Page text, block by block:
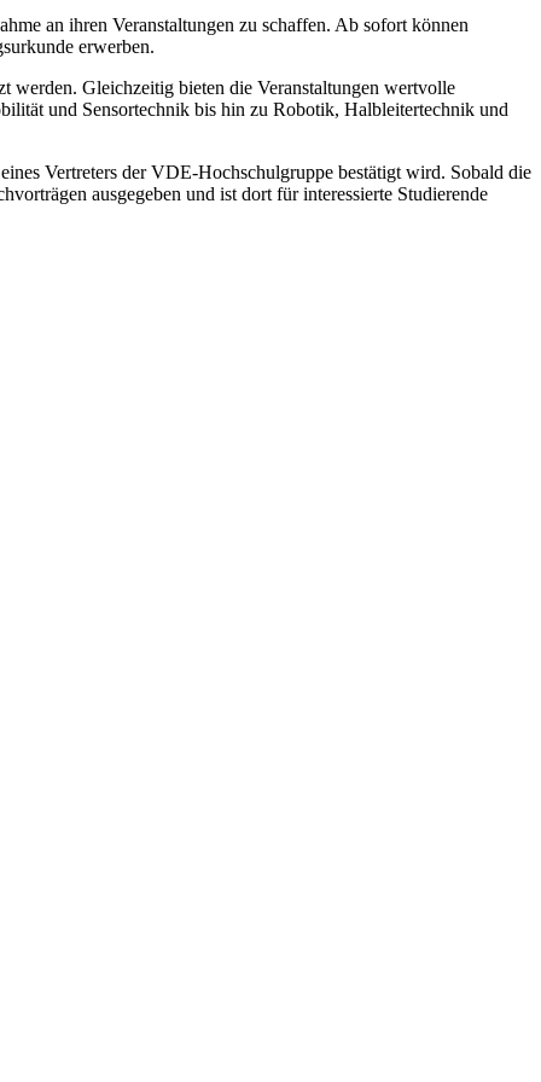
an ihren Veranstaltungen zu schaffen. Ab sofort können
erwerben.
werden. Gleichzeitig bieten die Veranstaltungen wertvolle
und Sensortechnik bis hin zu Robotik, Halbleitertechnik und
Vertreters der VDE-Hochschulgruppe bestätigt wird. Sobald die
ausgegeben und ist dort für interessierte Studierende